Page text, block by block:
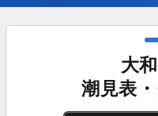
大
潮見表